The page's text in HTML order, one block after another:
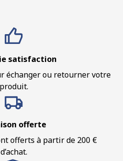
satisfaction
échanger ou retourner votre
produit.
offerte
offerts à partir de 200 €
d’achat.